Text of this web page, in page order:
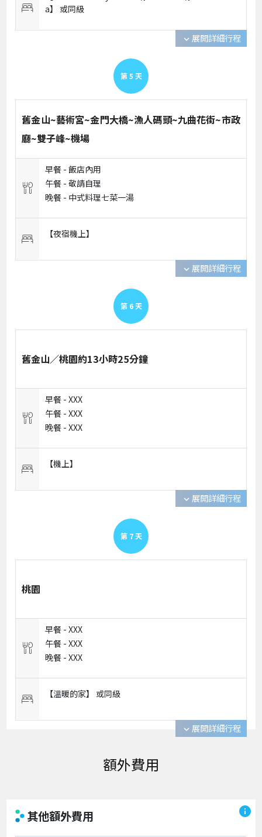
a】 或同級
expand_more 展開詳細行程
第 5 天
舊金山~藝術宮~金門大橋~漁人碼頭~九曲花街~市政
廳~雙子峰~機場
早餐 -飯店內用
午餐 -敬請自理
晚餐 - 中式料理七菜一湯
【夜宿機上】
expand_more 展開詳細行程
第 6 天
舊金山／桃園約13小時25分鐘
早餐 -XXX
午餐 -XXX
晚餐 -XXX
【機上】
expand_more 展開詳細行程
第 7 天
桃園
早餐 -XXX
午餐 -XXX
晚餐 -XXX
【溫暖的家】 或同級
expand_more 展開詳細行程
其他額外費用 info